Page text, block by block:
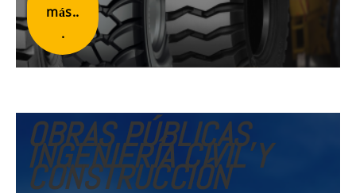
más..
.
OBRAS PÚBLICAS,
INGENIERÍA CIVIL Y
CONSTRUCCIÓN